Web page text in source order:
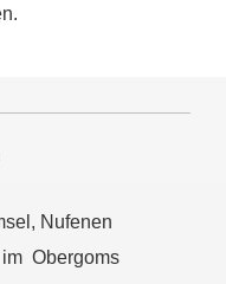
Nufenen
im Obergoms